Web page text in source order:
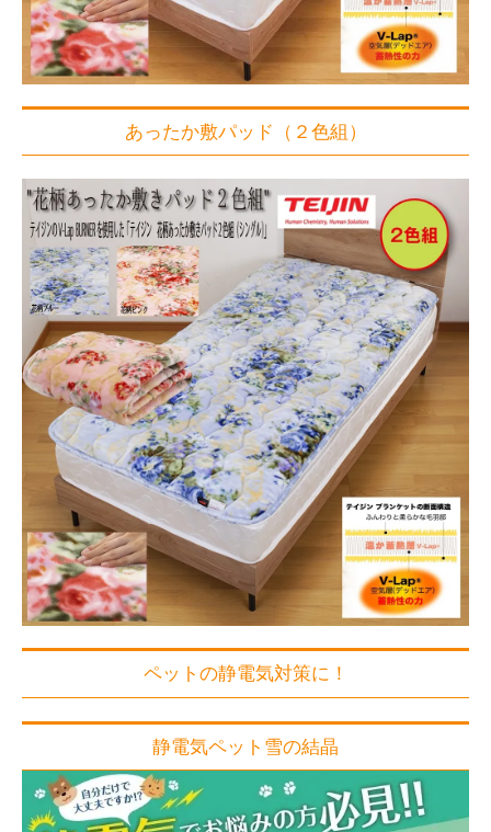
あったか敷パッド（２色組）
ペットの静電気対策に！
静電気ペット雪の結晶